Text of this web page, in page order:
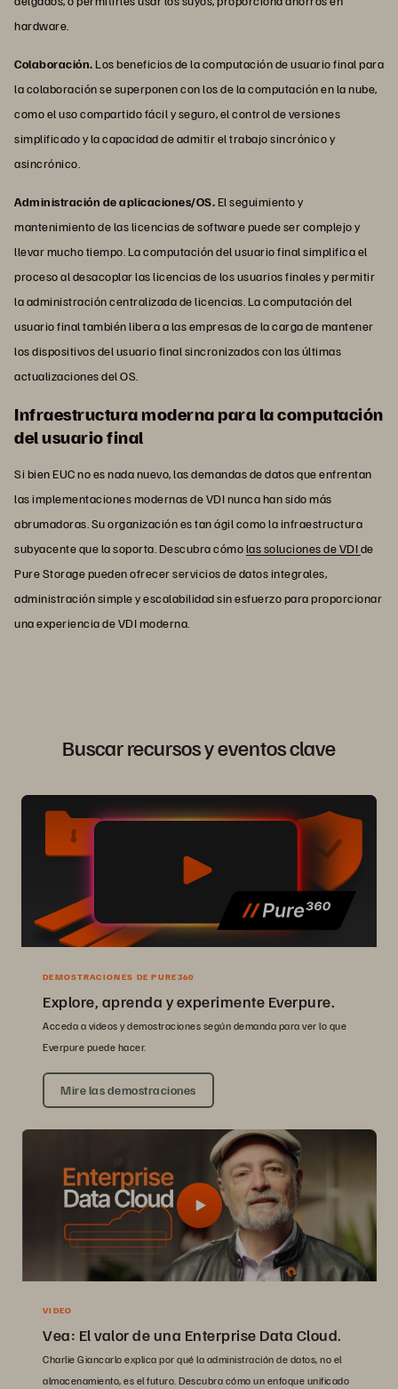
hardware.
Colaboración.Los beneficios de la computación de usuario final para
la colaboración se superponen con los de la computación en la nube,
como el uso compartido fácil y seguro, el control de versiones
simplificado y la capacidad de admitir el trabajo sincrónico y
asincrónico.
Administración de aplicaciones/OS.El seguimiento y
mantenimiento de las licencias de software puede ser complejo y
llevar mucho tiempo. La computación del usuario final simplifica el
proceso al desacoplar las licencias de los usuarios finales y permitir
la administración centralizada de licencias. La computación del
usuario final también libera a las empresas de la carga de mantener
los dispositivos del usuario final sincronizados con las últimas
actualizaciones del OS.
Infraestructura moderna para la computación
del usuario final
Si bien EUC no es nada nuevo, las demandas de datos que enfrentan
las implementaciones modernas de VDI nunca han sido más
abrumadoras. Su organización es tan ágil como la infraestructura
subyacente que la soporta. Descubra cómolas soluciones de VDIde
Pure Storage pueden ofrecer servicios de datos integrales,
administración simple y escalabilidad sin esfuerzo para proporcionar
una experiencia de VDI moderna.
Buscar recursos y eventos clave
DEMOSTRACIONES DE PURE360
Explore, aprenda y experimente Everpure.
Acceda a videos y demostraciones según demanda para ver lo que
Everpure puede hacer.
Mire las demostraciones
VIDEO
Vea: El valor de una Enterprise Data Cloud.
Charlie Giancarlo explica por qué la administración de datos, no el
almacenamiento, es el futuro. Descubra cómo un enfoque unificado